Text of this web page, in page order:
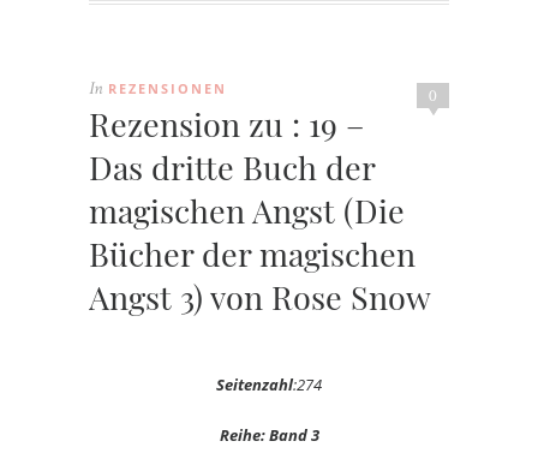
0
In REZENSIONEN
Rezension zu : 19 –
Das dritte Buch der
magischen Angst (Die
Bücher der magischen
Angst 3) von Rose Snow
Seitenzahl:274
Reihe: Band 3